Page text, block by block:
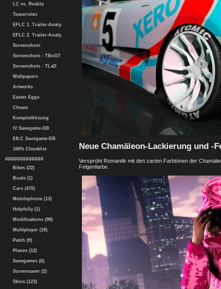
LC vs. Reality
Teasersites
EFLC 1. Trailer-Analy.
EFLC 2. Trailer-Analy.
Screenshots
Screenshots - TBoGT
Screenshots - TLaD
Wallpapers
Artworks
Easter Eggs
Cheats
Komplettlösung
IV Savegame-DB
EfLC Savegame-DB
100% Checklist
#############
Bikes (22)
Boats (1)
Cars (470)
Mobilephone (13)
Helpfully (1)
Modifications (98)
Multiplayer (18)
Patch (9)
Planes (12)
Savegames (6)
Screensaver (2)
Skins (123)
Neue Chamäleon-Lackierung und -
Versprüht Romantik mit den zarten Farbtönen der
Felgenfarbe.